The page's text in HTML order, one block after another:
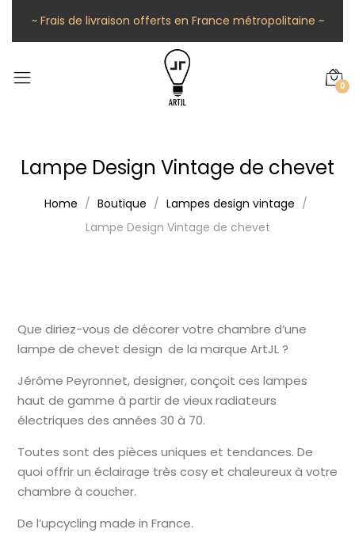
~ Frais de livraison offerts en France métropolitaine ~
0
Lampe Design Vintage de chevet
Home Boutique
Lampes design vintage
Lampe Design Vintage de chevet
Que diriez-vous de décorer votre chambre d’une
lampe de chevet design de la marque ArtJL ?
Jérôme Peyronnet, designer, conçoit ces lampes
haut de gamme à partir de vieux radiateurs
électriques des années 30 à 70.
Toutes sont des pièces uniques et tendances. De
quoi offrir un éclairage très cosy et chaleureux à votre
chambre à coucher.
De l’upcycling made in France.